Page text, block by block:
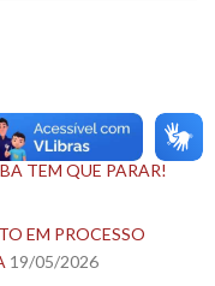
TEM QUE PARAR!
EM PROCESSO
19/05/2026